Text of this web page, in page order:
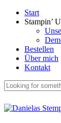
Start
Stampin’
Bestellen
Über mich
Kontakt